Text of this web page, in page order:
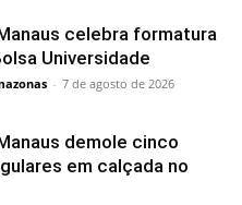
celebra formatura
Universidade
- 7 de agosto de 2026
demole cinco
em calçada no